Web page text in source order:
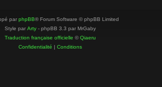
par phpBB® Forum Software © phpBB Limited
Style par Arty - phpBB 3.3 par MrGaby
Traduction française officielle ©Qiaeru
Confidentialité | Conditions